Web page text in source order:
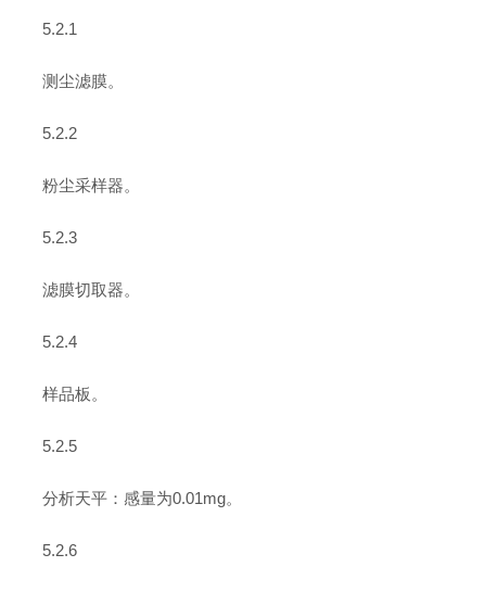
5.2.1
测尘滤膜。
5.2.2
粉尘采样器。
5.2.3
滤膜切取器。
5.2.4
样品板。
5.2.5
分析天平：感量为0.01mg。
5.2.6